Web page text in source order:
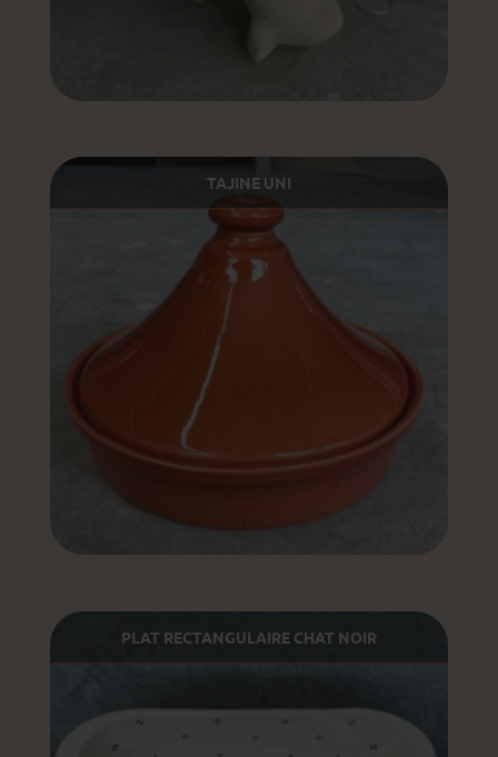
TAJINE UNI
PLAT RECTANGULAIRE CHAT NOIR